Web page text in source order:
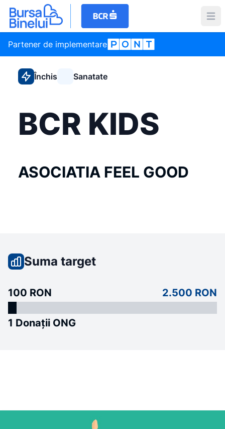
Partener de implementare
Închis Sanatate
BCR KIDS
ASOCIATIA FEEL GOOD
Suma target
100 RON 2.500 RON
1 Donații ONG